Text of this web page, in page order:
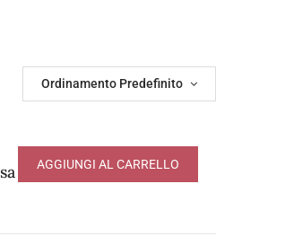
Ordinamento Predefinito
DOPAGGIUNGI AL CARRELLO